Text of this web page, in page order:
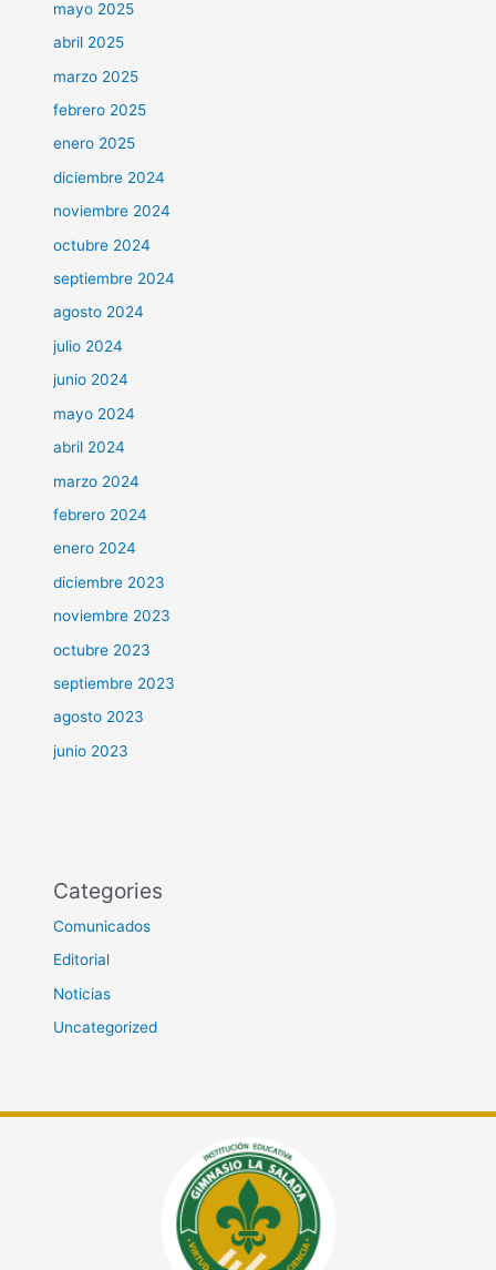
mayo 2025
abril 2025
marzo 2025
febrero 2025
enero 2025
diciembre 2024
noviembre 2024
octubre 2024
septiembre 2024
agosto 2024
julio 2024
junio 2024
mayo 2024
abril 2024
marzo 2024
febrero 2024
enero 2024
diciembre 2023
noviembre 2023
octubre 2023
septiembre 2023
agosto 2023
junio 2023
Categories
Comunicados
Editorial
Noticias
Uncategorized